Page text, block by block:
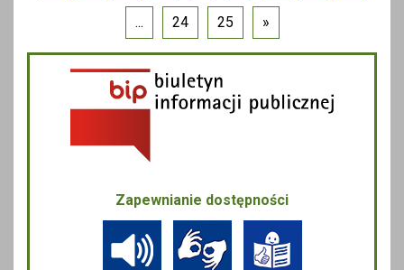
Zapewnianie dostępności
... 24 25 »